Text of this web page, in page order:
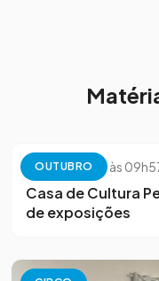
OUTUBRO
13 de outubro às
Casa de Cultura
de exposições